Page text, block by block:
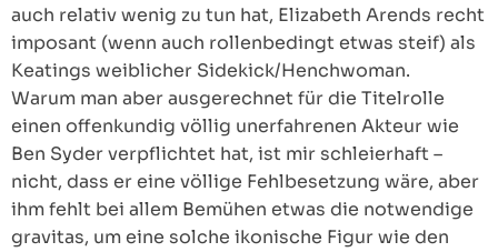
auch relativ wenig zu tun hat, Elizabeth Arends recht
imposant (wenn auch rollenbedingt etwas steif) als
Keatings weiblicher Sidekick/Henchwoman.
Warum man aber ausgerechnet für die Titelrolle
einen offenkundig völlig unerfahrenen Akteur wie
Ben Syder verpflichtet hat, ist mir schleierhaft –
nicht, dass er eine völlige Fehlbesetzung wäre, aber
ihm fehlt bei allem Bemühen etwas die notwendige
gravitas, um eine solche ikonische Figur wie den